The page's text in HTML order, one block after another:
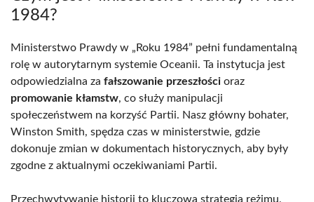
1984?
Ministerstwo Prawdy w „Roku 1984” pełni fundamentalną
rolę w autorytarnym systemie Oceanii. Ta instytucja jest
odpowiedzialna za fałszowanie przeszłości oraz
promowanie kłamstw, co służy manipulacji
społeczeństwem na korzyść Partii. Nasz główny bohater,
Winston Smith, spędza czas w ministerstwie, gdzie
dokonuje zmian w dokumentach historycznych, aby były
zgodne z aktualnymi oczekiwaniami Partii.
Przechwytywanie historii to kluczowa strategia reżimu,